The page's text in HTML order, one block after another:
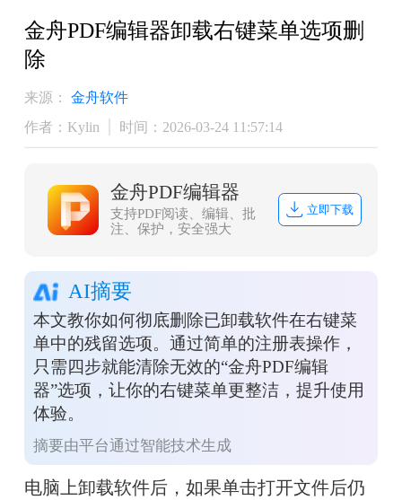
金舟PDF编辑器卸载右键菜单选项删
除
来源：
金舟软件
作者：Kylin
时间：2026-03-24 11:57:14
金舟PDF编辑器
支持PDF阅读、编辑、批
注、保护，安全强大
立即下载
AI摘要
本文教你如何彻底删除已卸载软件在右键菜
单中的残留选项。通过简单的注册表操作，
只需四步就能清除无效的“金舟PDF编辑
器”选项，让你的右键菜单更整洁，提升使用
体验。
摘要由平台通过智能技术生成
电脑上卸载软件后，如果单击打开文件后仍